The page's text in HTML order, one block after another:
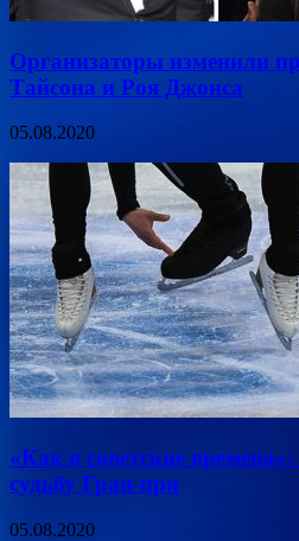
Организаторы изменили
Тайсона и Роя Джонса
05.08.2020
«Как в советские
судьбу Гран-при
05.08.2020